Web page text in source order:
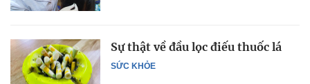
SỨC KHỎE
Sự thật về đầu lọc điếu thuốc lá